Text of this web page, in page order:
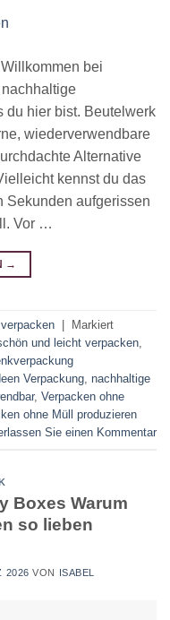
bei
du hier bist. Beutelwerk
wiederverwendbare
Alternative
kennst du das
Sekunden aufgerissen
Vor …
→
Markiert
und leicht verpacken,
Verpackung, nachhaltige
, Verpacken ohne
ohne Müll produzieren
Sie einen Kommentar
Boxes Warum
so lieben
2026 VON ISABEL